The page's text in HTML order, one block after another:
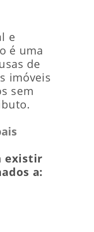
e
é uma
de
imóveis
sem
existir
a: